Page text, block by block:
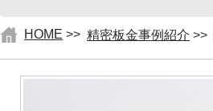
HOME >> 精密板金事例紹介 >>